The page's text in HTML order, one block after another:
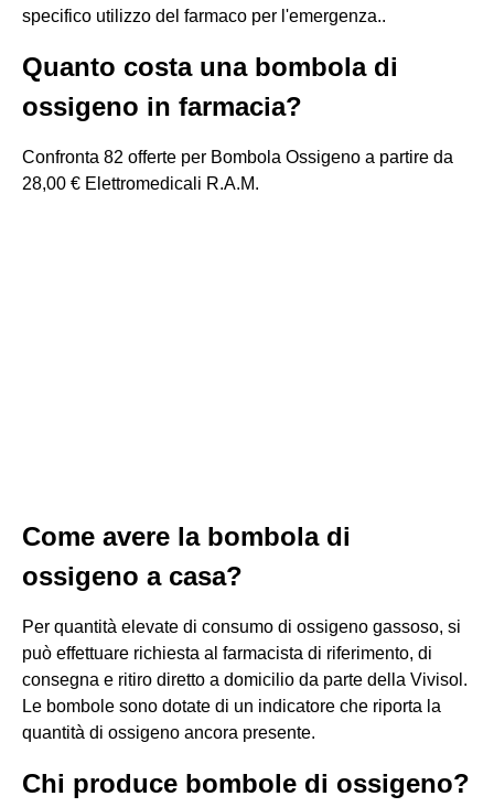
specifico utilizzo del farmaco per l'emergenza..
Quanto costa una bombola di
ossigeno in farmacia?
Confronta 82 offerte per Bombola Ossigeno a partire da
28,00 € Elettromedicali R.A.M.
Come avere la bombola di
ossigeno a casa?
Per quantità elevate di consumo di ossigeno gassoso, si
può effettuare richiesta al farmacista di riferimento, di
consegna e ritiro diretto a domicilio da parte della Vivisol.
Le bombole sono dotate di un indicatore che riporta la
quantità di ossigeno ancora presente.
Chi produce bombole di ossigeno?